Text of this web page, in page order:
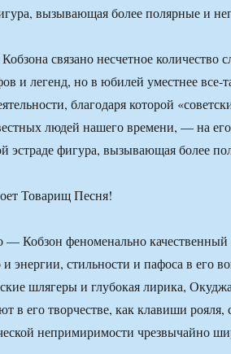
вызывающая более полярные и
связано несчетное количество
и легенд, но в юбилей уместнее все-
благодаря которой
людей нашего времени, — на его
эстраде фигура, вызывающая более
— Кобзон феноменально
и энергии, стильности и пафоса в его
шлягеры и глубокая лирика,
в его творчестве, как клавиши
непримиримости чрезвычайно